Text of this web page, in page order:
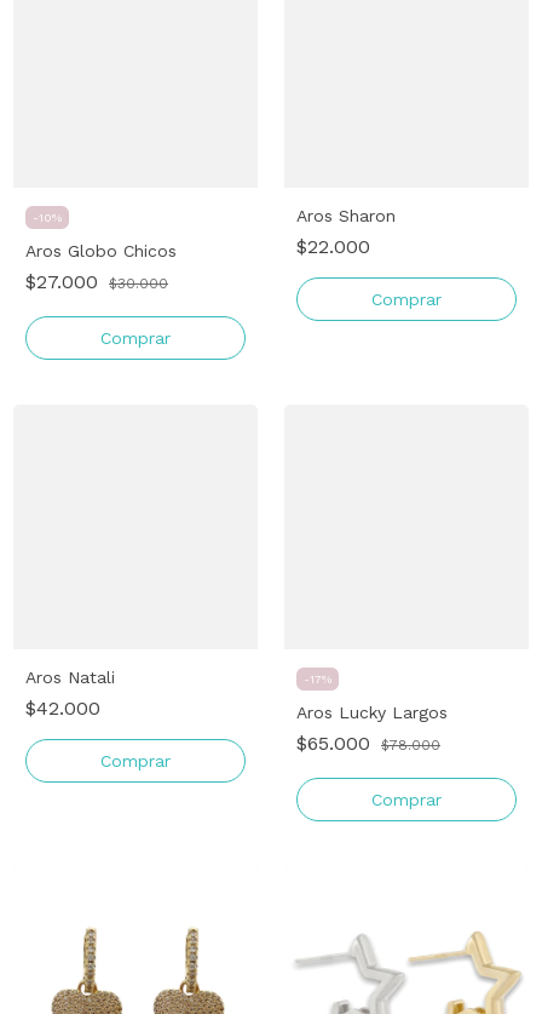
-10%
Aros Globo Chicos
$27.000 $30.000
Comprar
Aros Sharon
$22.000
Comprar
Aros Natali
$42.000
Comprar
-17%
Aros Lucky Largos
$65.000 $78.000
Comprar